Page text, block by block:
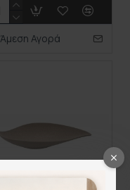
Άμεση Αγορά